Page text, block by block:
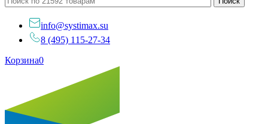
info@systimax.su
8 (495) 115-27-34
Корзина0